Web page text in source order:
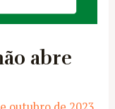
abre